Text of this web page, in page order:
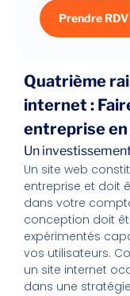
Prendre RDV
Quatrième
internet :
entreprise
Un
Un site web
entreprise et doit
dans votre
conception doit
expérimentés
vos utilisateurs.
un site internet
dans une